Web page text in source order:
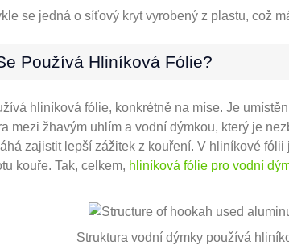
se jedná o síťový kryt vyrobený z plastu, což
Používá Hliníková Fólie?
hliníková fólie, konkrétně na míse. Je
mezi žhavým uhlím a vodní dýmkou, který je
zajistit lepší zážitek z kouření. V hliníkové
kouře. Tak, celkem, hliníková fólie pro vodní
Struktura vodní dýmky používá